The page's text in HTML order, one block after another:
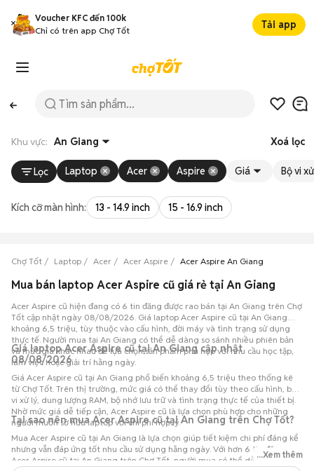
Voucher KFC đến 100k
Chỉ có trên app Chợ Tốt
Tải app
Khu vực: An Giang Xoá lọc
Lọc Laptop Acer Aspire Giá Bộ vi
Kích cỡ màn hình: 13 - 14.9 inch 15 - 16.9 inch
Chợ Tốt Laptop Acer Acer Aspire Acer Aspire An Giang
Mua bán laptop Acer Aspire cũ giá rẻ tại An Giang
Acer Aspire cũ hiện đang có 6 tin đăng được rao bán tại An Giang trên Chợ
Tốt cập nhật ngày 08/08/2026. Giá laptop Acer Aspire cũ tại An Giang
khoảng 6,5 triệu, tùy thuộc vào cấu hình, đời máy và tình trạng sử dụng
thực tế. Người mua tại An Giang có thể dễ dàng so sánh nhiều phiên bản
và mức giá khác nhau để lựa chọn sản phẩm phù hợp với nhu cầu học tập,
làm việc hoặc giải trí hằng ngày.
Giá laptop Acer Aspire cũ tại An Giang cập nhật
08/08/2026
Giá Acer Aspire cũ tại An Giang phổ biến khoảng 6,5 triệu theo thống kê
từ Chợ Tốt. Trên thị trường, mức giá có thể thay đổi tùy theo cấu hình, bộ
vi xử lý, dung lượng RAM, bộ nhớ lưu trữ và tình trạng thực tế của thiết bị.
Nhờ mức giá dễ tiếp cận, Acer Aspire cũ là lựa chọn phù hợp cho những
người muốn sở hữu laptop với chi phí hợp lý.
Tại sao nên mua Acer Aspire cũ tại An Giang trên Chợ Tốt?
Mua Acer Aspire cũ tại An Giang là lựa chọn giúp tiết kiệm chi phí đáng kể
nhưng vẫn đáp ứng tốt nhu cầu sử dụng hằng ngày. Với hơn 6 tin đăng
Acer Aspire cũ tại An Giang trên Chợ Tốt, người mua có thể dễ dàng tham
...Xem thêm